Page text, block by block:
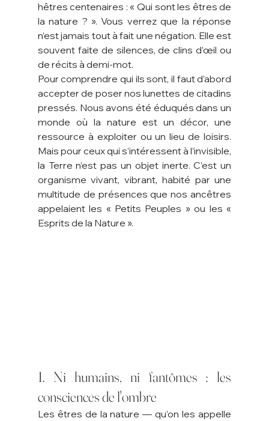
hêtres centenaires : « Qui sont les êtres de
la nature ? ». Vous verrez que la réponse
n’est jamais tout à fait une négation. Elle est
souvent faite de silences, de clins d’œil ou
de récits à demi-mot.
Pour comprendre qui ils sont, il faut d’abord
accepter de poser nos lunettes de citadins
pressés. Nous avons été éduqués dans un
monde où la nature est un décor, une
ressource à exploiter ou un lieu de loisirs.
Mais pour ceux qui s’intéressent à l’invisible,
la Terre n’est pas un objet inerte. C’est un
organisme vivant, vibrant, habité par une
multitude de présences que nos ancêtres
appelaient les « Petits Peuples » ou les «
Esprits de la Nature ».
1. Ni humains, ni fantômes : les
consciences de l'ombre
Les êtres de la nature — qu’on les appelle